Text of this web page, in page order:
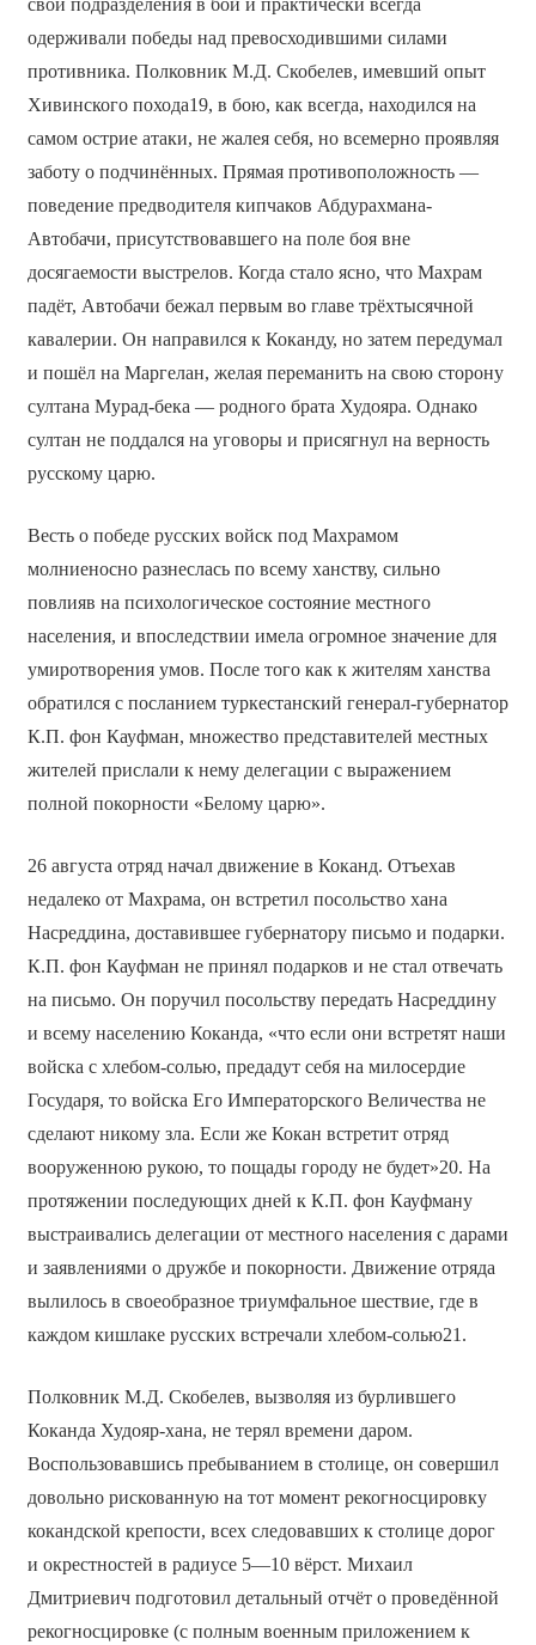
свои подразделения в бой и практически всегда
одерживали победы над превосходившими силами
противника. Полковник М.Д. Скобелев, имевший опыт
Хивинского похода19, в бою, как всегда, находился на
самом острие атаки, не жалея себя, но всемерно проявляя
заботу о подчинённых. Прямая противоположность —
поведение предводителя кипчаков Абдурахмана-
Автобачи, присутствовавшего на поле боя вне
досягаемости выстрелов. Когда стало ясно, что Махрам
падёт, Автобачи бежал первым во главе трёхтысячной
кавалерии. Он направился к Коканду, но затем передумал
и пошёл на Маргелан, желая переманить на свою сторону
султана Мурад-бека — родного брата Худояра. Однако
султан не поддался на уговоры и присягнул на верность
русскому царю.
Весть о победе русских войск под Махрамом
молниеносно разнеслась по всему ханству, сильно
повлияв на психологическое состояние местного
населения, и впоследствии имела огромное значение для
умиротворения умов. После того как к жителям ханства
обратился с посланием туркестанский генерал-губернатор
К.П. фон Кауфман, множество представителей местных
жителей прислали к нему делегации с выражением
полной покорности «Белому царю».
26 августа отряд начал движение в Коканд. Отъехав
недалеко от Махрама, он встретил посольство хана
Насреддина, доставившее губернатору письмо и подарки.
К.П. фон Кауфман не принял подарков и не стал отвечать
на письмо. Он поручил посольству передать Насреддину
и всему населению Коканда, «что если они встретят наши
войска с хлебом-солью, предадут себя на милосердие
Государя, то войска Его Императорского Величества не
сделают никому зла. Если же Кокан встретит отряд
вооруженною рукою, то пощады городу не будет»20. На
протяжении последующих дней к К.П. фон Кауфману
выстраивались делегации от местного населения с дарами
и заявлениями о дружбе и покорности. Движение отряда
вылилось в своеобразное триумфальное шествие, где в
каждом кишлаке русских встречали хлебом-солью21.
Полковник М.Д. Скобелев, вызволяя из бурлившего
Коканда Худояр-хана, не терял времени даром.
Воспользовавшись пребыванием в столице, он совершил
довольно рискованную на тот момент рекогносцировку
кокандской крепости, всех следовавших к столице дорог
и окрестностей в радиусе 5—10 вёрст. Михаил
Дмитриевич подготовил детальный отчёт о проведённой
рекогносцировке (с полным военным приложением к